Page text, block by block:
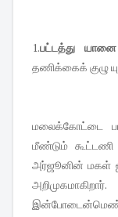
1.பட்டத்து யானை
தணிக்கைக் குழு
மலைக்கோட்டை
மீண்டும் கூட்டணி
அர்ஜூனின் மகள்